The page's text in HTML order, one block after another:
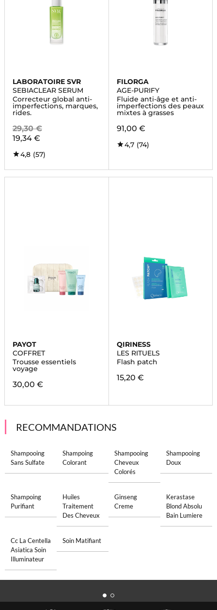
LABORATOIRE SVR
SEBIACLEAR SERUM
Correcteur global anti-
imperfections, marques,
rides.
29,30 €
19,34 €
4,8 (57)
FILORGA
AGE-PURIFY
Fluide anti-âge et anti-
imperfections des peaux
mixtes à grasses
91,00 €
4,7 (74)
PAYOT
COFFRET
Trousse essentiels
voyage
30,00 €
QIRINESS
LES RITUELS
Flash patch
15,20 €
RECOMMANDATIONS
Shampooing
Sans Sulfate
Shampoing
Colorant
Shampooing
Cheveux
Colorés
Shampooing
Doux
Shampoing
Purifiant
Huiles
Traitement
Des Cheveux
Ginseng
Creme
Kerastase
Blond Absolu
Bain Lumiere
Cc La Centella
Asiatica Soin
Illuminateur
Soin Matifiant